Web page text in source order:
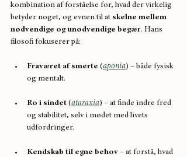
kombination af forståelse for, hvad der virkelig
betyder noget, og evnen til at skelne mellem
nødvendige og unødvendige begær. Hans
filosofi fokuserer på:
Fraværet af smerte (aponia) – både fysisk
og mentalt.
Ro i sindet (ataraxia) – at finde indre fred
og stabilitet, selv i mødet med livets
udfordringer.
Kendskab til egne behov – at forstå, hvad